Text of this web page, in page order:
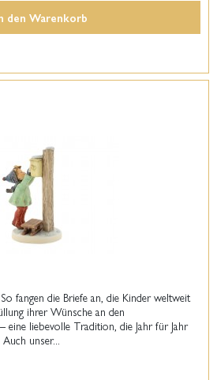
den Warenkorb
fangen die Briefe an, die Kinder weltweit
ihrer Wünsche an den
eine liebevolle Tradition, die Jahr für Jahr
unser...